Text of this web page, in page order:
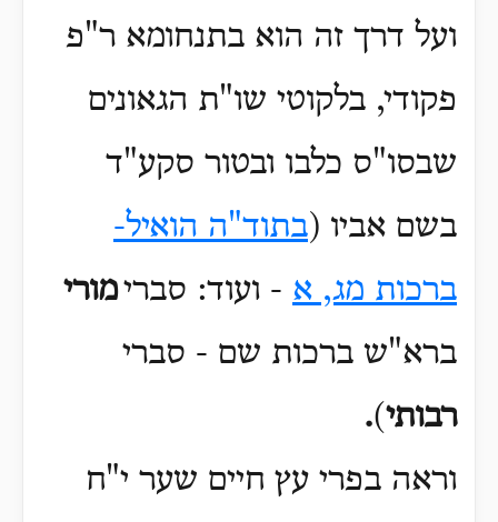
ועל דרך זה הוא בתנחומא ר"פ
פקודי, בלקוטי שו"ת הגאונים
שבסו"ס כלבו ובטור סקע"ד
בשם אביו (בתוד"ה הואיל-
ברכות מג, א - ועוד: סברימורי
ברא"ש ברכות שם - סברי
רבותי)
.
וראה בפרי עץ חיים שער י"ח